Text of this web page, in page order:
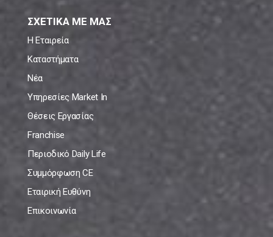
ΣΧΕΤΙΚΑ ΜΕ ΜΑΣ
Η Εταιρεία
Καταστήματα
Νέα
Υπηρεσίες Market In
Θέσεις Εργασίας
Franchise
Περιοδικό Daily Life
Συμμόρφωση CE
Εταιρική Ευθύνη
Επικοινωνία